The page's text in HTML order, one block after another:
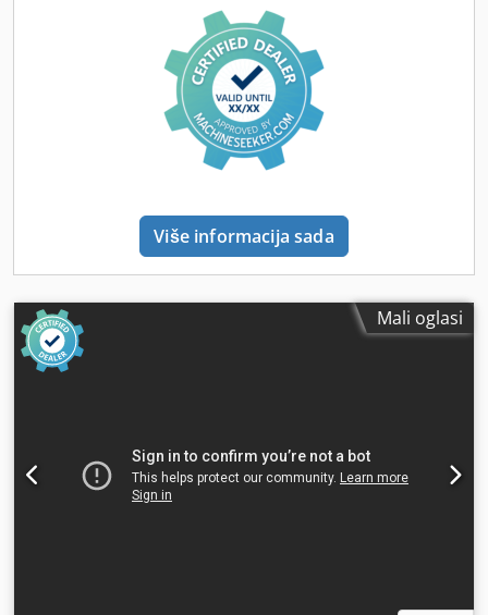
Karakteristike stroja * Digitalni prikaz brzine * Držač svrdla
s osovinom * Digitalni prikaz dubine bušenja *
Kontinuirana regulacija brzine * Precizno ležajna osovina
Tehnički podaci BUŠENJE 20 mm VALJASTO-ČELNO
GLODANJE 16 mm ČELNO GLODANJE 63 mm STOŽAC
OSOVINE MK3 HOD OSOVINE 50 mm BROJ BRZINA
OSOVINE varijabilna RASPON BRZINE OSOVINE 50-2250
o/min POVRŠINA RADA STOLA 700 x 180 mm MAKSIMALNI
HOD STOLA 175 mm MAKSIMALNI OKOMITI HOD GLAVE
280 mm BROJ T-UTORA 3 DIMENZIJE T-UTORA T12 / 12 mm
MOTOR 0,75 kW / 1 KS, 230 V DIMENZIJE 980 x 600 x 1010
stezne čeljusti * nagibne stezne čeljusti * precizne stezne
čeljusti * okretni stolovi * djelitelji Dodpfx Aetz Sxlskqokr *
glave za navojno rezanje * glodalice * valjaste glodalice
(HSS, HSSE, HSS-PM, VHM) * svrdla s valjastim drškom *
alata (za čahure, Weldon) * osovina za prihvat alata *
svrdla
Više informacija sada
Mali oglasi